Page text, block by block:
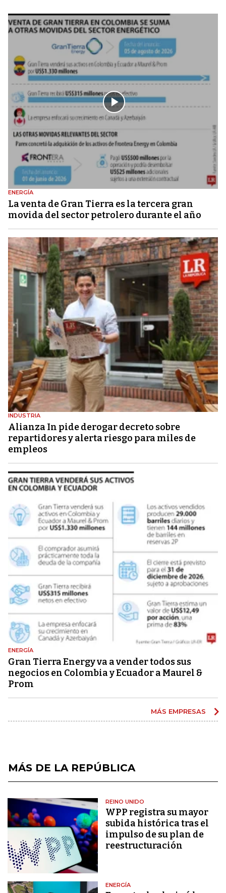
ENERGÍA
La venta de Gran Tierra es la tercera gran
movida del sector petrolero durante el año
INDUSTRIA
Alianza In pide derogar decreto sobre
repartidores y alerta riesgo para miles de
empleos
ENERGÍA
Gran Tierra Energy va a vender todos sus
negocios en Colombia y Ecuador a Maurel &
Prom
MÁS EMPRESAS
MÁS DE LA REPÚBLICA
REINO UNIDO
WPP registra su mayor
subida histórica tras el
impulso de su plan de
reestructuración
ENERGÍA